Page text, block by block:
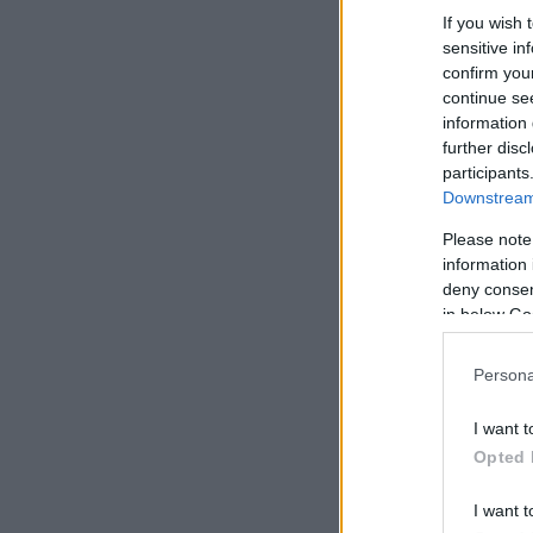
If you wish
sensitive
confirm
continue
information
further
Please
information
deny
in below
I want
Opted
I want